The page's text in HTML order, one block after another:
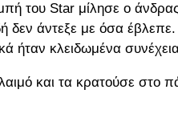
του Star μίλησε ο
δεν άντεξε με όσα
ήταν κλειδωμένα
και τα κρατούσε στο